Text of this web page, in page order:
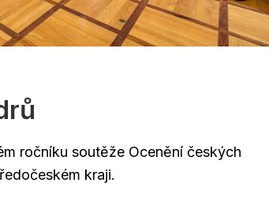
ročníku soutěže Ocenění českých
kraji.